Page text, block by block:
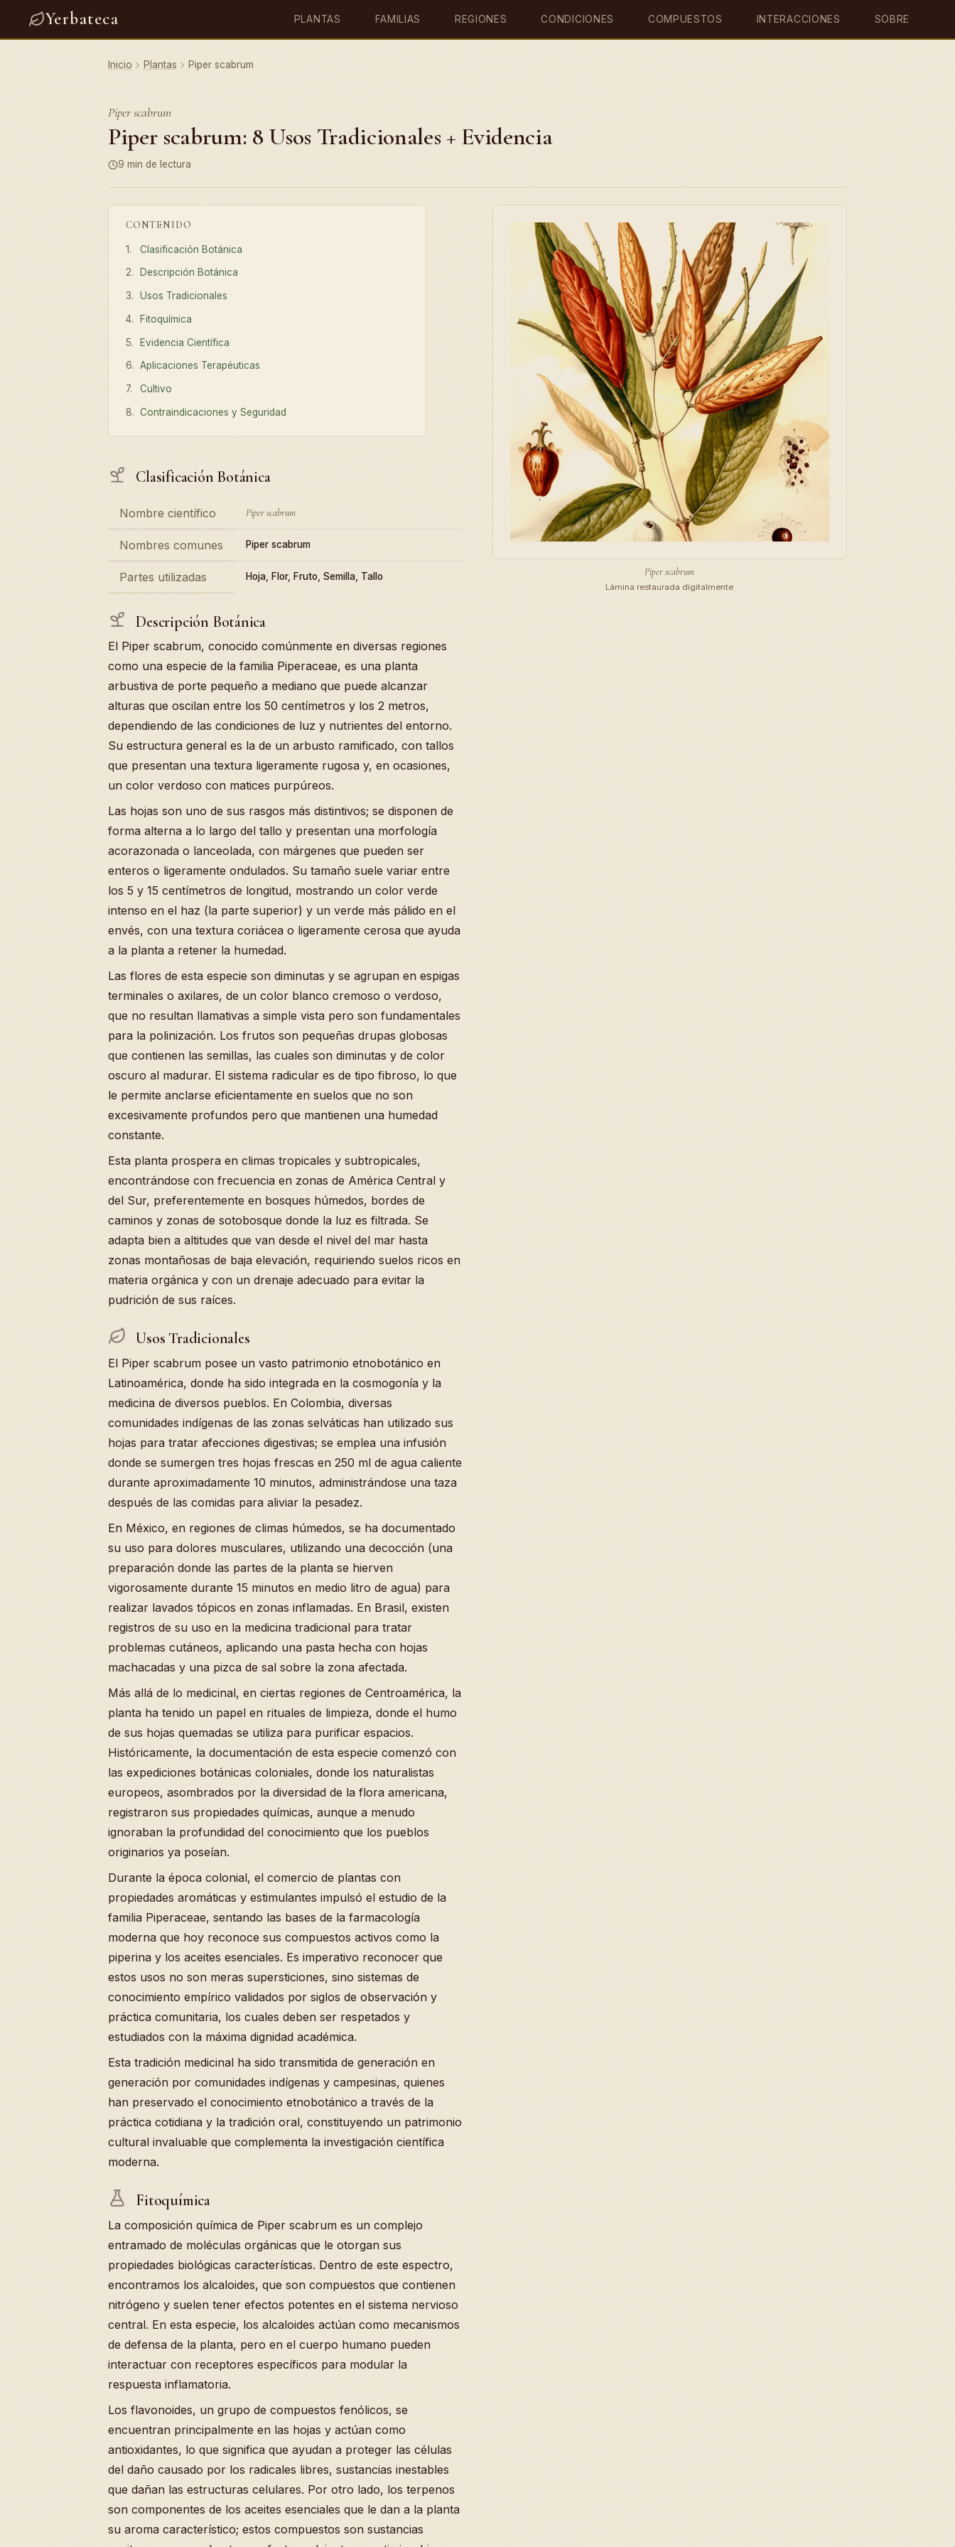
Yerbateca PLANTAS FAMILIAS REGIONES CONDICIONES COMPUESTOS INTERACCIONES SOBRE
Inicio › Plantas › Piper scabrum
Piper scabrum
Piper scabrum: 8 Usos Tradicionales + Evidencia
9 min de lectura
CONTENIDO
Clasificación Botánica
Descripción Botánica
Usos Tradicionales
Fitoquímica
Evidencia Científica
Aplicaciones Terapéuticas
Cultivo
Contraindicaciones y Seguridad
Clasificación Botánica
Nombre científico Piper scabrum
Nombres comunes Piper scabrum
Partes utilizadas Hoja, Flor, Fruto, Semilla, Tallo
Descripción Botánica
El Piper scabrum, conocido comúnmente en diversas regiones
como una especie de la familia Piperaceae, es una planta
arbustiva de porte pequeño a mediano que puede alcanzar
alturas que oscilan entre los 50 centímetros y los 2 metros,
dependiendo de las condiciones de luz y nutrientes del entorno.
Su estructura general es la de un arbusto ramificado, con tallos
que presentan una textura ligeramente rugosa y, en ocasiones,
un color verdoso con matices purpúreos.
Las hojas son uno de sus rasgos más distintivos; se disponen de
forma alterna a lo largo del tallo y presentan una morfología
acorazonada o lanceolada, con márgenes que pueden ser
enteros o ligeramente ondulados. Su tamaño suele variar entre
los 5 y 15 centímetros de longitud, mostrando un color verde
intenso en el haz (la parte superior) y un verde más pálido en el
envés, con una textura coriácea o ligeramente cerosa que ayuda
a la planta a retener la humedad.
Las flores de esta especie son diminutas y se agrupan en espigas
terminales o axilares, de un color blanco cremoso o verdoso,
que no resultan llamativas a simple vista pero son fundamentales
para la polinización. Los frutos son pequeñas drupas globosas
que contienen las semillas, las cuales son diminutas y de color
oscuro al madurar. El sistema radicular es de tipo fibroso, lo que
le permite anclarse eficientamente en suelos que no son
excesivamente profundos pero que mantienen una humedad
constante.
Esta planta prospera en climas tropicales y subtropicales,
encontrándose con frecuencia en zonas de América Central y
del Sur, preferentemente en bosques húmedos, bordes de
caminos y zonas de sotobosque donde la luz es filtrada. Se
adapta bien a altitudes que van desde el nivel del mar hasta
zonas montañosas de baja elevación, requiriendo suelos ricos en
materia orgánica y con un drenaje adecuado para evitar la
pudrición de sus raíces.
Usos Tradicionales
El Piper scabrum posee un vasto patrimonio etnobotánico en
Latinoamérica, donde ha sido integrada en la cosmogonía y la
medicina de diversos pueblos. En Colombia, diversas
comunidades indígenas de las zonas selváticas han utilizado sus
hojas para tratar afecciones digestivas; se emplea una infusión
donde se sumergen tres hojas frescas en 250 ml de agua caliente
durante aproximadamente 10 minutos, administrándose una taza
después de las comidas para aliviar la pesadez.
En México, en regiones de climas húmedos, se ha documentado
su uso para dolores musculares, utilizando una decocción (una
preparación donde las partes de la planta se hierven
vigorosamente durante 15 minutos en medio litro de agua) para
realizar lavados tópicos en zonas inflamadas. En Brasil, existen
registros de su uso en la medicina tradicional para tratar
problemas cutáneos, aplicando una pasta hecha con hojas
machacadas y una pizca de sal sobre la zona afectada.
Más allá de lo medicinal, en ciertas regiones de Centroamérica, la
planta ha tenido un papel en rituales de limpieza, donde el humo
de sus hojas quemadas se utiliza para purificar espacios.
Históricamente, la documentación de esta especie comenzó con
las expediciones botánicas coloniales, donde los naturalistas
europeos, asombrados por la diversidad de la flora americana,
registraron sus propiedades químicas, aunque a menudo
ignoraban la profundidad del conocimiento que los pueblos
originarios ya poseían.
Durante la época colonial, el comercio de plantas con
propiedades aromáticas y estimulantes impulsó el estudio de la
familia Piperaceae, sentando las bases de la farmacología
moderna que hoy reconoce sus compuestos activos como la
piperina y los aceites esenciales. Es imperativo reconocer que
estos usos no son meras supersticiones, sino sistemas de
conocimiento empírico validados por siglos de observación y
práctica comunitaria, los cuales deben ser respetados y
estudiados con la máxima dignidad académica.
Esta tradición medicinal ha sido transmitida de generación en
generación por comunidades indígenas y campesinas, quienes
han preservado el conocimiento etnobotánico a través de la
práctica cotidiana y la tradición oral, constituyendo un patrimonio
cultural invaluable que complementa la investigación científica
moderna.
Fitoquímica
La composición química de Piper scabrum es un complejo
entramado de moléculas orgánicas que le otorgan sus
propiedades biológicas características. Dentro de este espectro,
encontramos los alcaloides, que son compuestos que contienen
nitrógeno y suelen tener efectos potentes en el sistema nervioso
central. En esta especie, los alcaloides actúan como mecanismos
de defensa de la planta, pero en el cuerpo humano pueden
interactuar con receptores específicos para modular la
respuesta inflamatoria.
Los flavonoides, un grupo de compuestos fenólicos, se
encuentran principalmente en las hojas y actúan como
antioxidantes, lo que significa que ayudan a proteger las células
del daño causado por los radicales libres, sustancias inestables
que dañan las estructuras celulares. Por otro lado, los terpenos
son componentes de los aceites esenciales que le dan a la planta
su aroma característico; estos compuestos son sustancias
Piper scabrum
Lámina restaurada digitalmente